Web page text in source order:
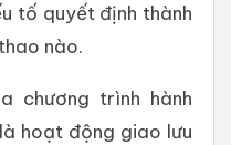
tố quyết định thành
nào.
chương trình hành
hoạt động giao lưu